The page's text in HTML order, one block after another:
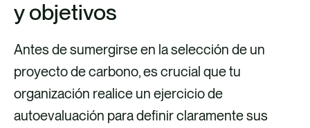
y objetivos
Antes de sumergirse en la selección de un
proyecto de carbono, es crucial que tu
organización realice un ejercicio de
autoevaluación para definir claramente sus